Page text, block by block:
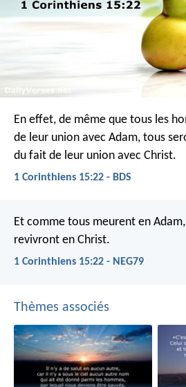
En effet, de même que tous les
de leur union avec Adam, tous
du fait de leur union avec Christ.
1 Corinthiens 15:22 - BDS
Et comme tous meurent en
revivront en Christ.
1 Corinthiens 15:22 - NEG79
Thèmes associés